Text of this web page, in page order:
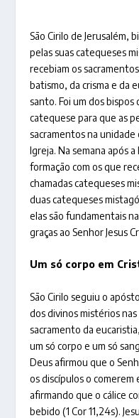
São Cirilo de Jerusalém,
pelas suas catequeses
recebiam os
batismo, da crisma e da
santo. Foi um dos
catequese para que as
sacramentos na unidade
Igreja. Na semana após
formação com os que
chamadas catequeses
duas catequeses
elas são fundamentais
graças ao Senhor Jesus
Um só corpo em
São Cirilo seguiu o
dos divinos mistérios
sacramento da
um só corpo e um só
Deus afirmou que o
os discípulos o
afirmando que o cálice
bebido (1 Cor 11,24s).